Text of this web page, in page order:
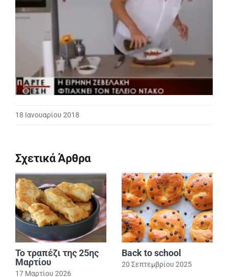
18 Ιανουαρίου 2018
Σχετικά Άρθρα
Το τραπέζι της 25ης
Μαρτίου
17 Μαρτίου 2026
Back to school
20 Σεπτεμβρίου 2025